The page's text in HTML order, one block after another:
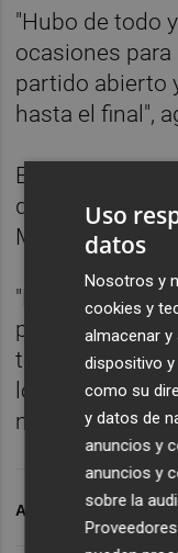
"Hubo de todo
ocasiones
partido abierto
hasta el final",
El entrenador
que en su
Martí en la
"Me había
pillado en la
televisión casi
lo mismo
muy al límite",
ARCHIVADO EN
Uso
datos
Nosotros y
cookies y
almacenar
dispositivo
como su
y datos de
anuncios y
anuncios y
sobre la